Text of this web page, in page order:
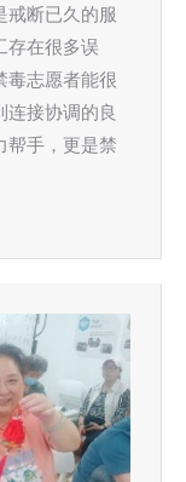
戒断已久的服
存在很多误
毒志愿者能很
连接协调的良
帮手，更是禁